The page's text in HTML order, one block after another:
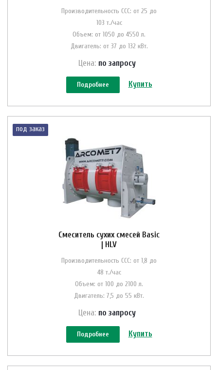
Производительность ССС: от 25 до
103 т./час
Объем: от 1050 до 4550 л.
Двигатель: от 37 до 132 кВт.
Цена: по запросу
Подробнее Купить
под заказ
Смеситель сухих смесей Basic
| HLV
Производительность ССС: от 1,8 до
48 т./час
Объем: от 100 до 2100 л.
Двигатель: 7,5 до 55 кВт.
Цена: по запросу
Подробнее Купить